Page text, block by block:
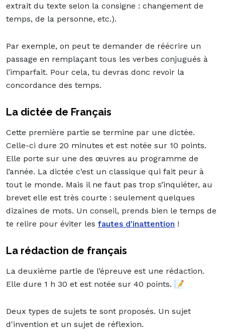
extrait du texte selon la consigne : changement de
temps, de la personne, etc.).
Par exemple, on peut te demander de réécrire un
passage en remplaçant tous les verbes conjugués à
l’imparfait. Pour cela, tu devras donc revoir la
concordance des temps.
La dictée de Français
Cette première partie se termine par une dictée.
Celle-ci dure 20 minutes et est notée sur 10 points.
Elle porte sur une des œuvres au programme de
l’année. La dictée c’est un classique qui fait peur à
tout le monde. Mais il ne faut pas trop s’inquiéter, au
brevet elle est très courte : seulement quelques
dizaines de mots. Un conseil, prends bien le temps de
te relire pour éviter les fautes d'inattention !
La rédaction de français
La deuxième partie de l’épreuve est une rédaction.
Elle dure 1 h 30 et est notée sur 40 points. 📝
Deux types de sujets te sont proposés. Un sujet
d'invention et un sujet de réflexion.